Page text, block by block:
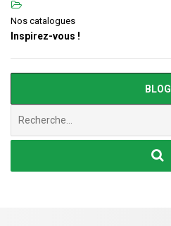
Nos catalogues
Inspirez-vous !
BLOG